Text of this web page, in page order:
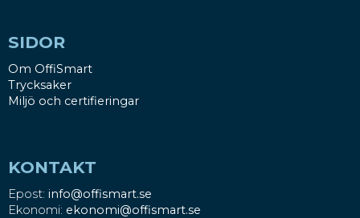
SIDOR
Om OffiSmart
Trycksaker
Miljö och certifieringar
KONTAKT
Epost: info@offismart.se
Ekonomi: ekonomi@offismart.se